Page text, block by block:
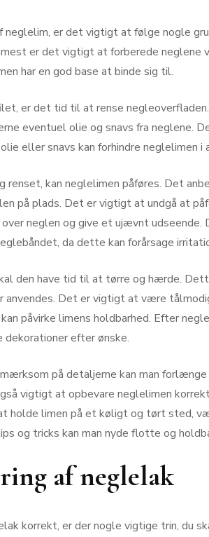
neglelim, er det vigtigt at følge nogle
er det vigtigt at forberede neglene
har en god base at binde sig til.
er det tid til at rense
eventuel olie og snavs fra neglene.
eller snavs kan forhindre neglelimen
renset, kan neglelimen påføres. Det
på plads. Det er vigtigt at undgå at
neglen og give et ujævnt
da dette kan forårsage
den have tid til at tørre og hærde.
anvendes. Det er vigtigt at være
påvirke limens holdbarhed. Efter
efter ønske.
på detaljerne kan man forlænge
vigtigt at opbevare neglelimen
holde limen på et køligt og tørt sted,
og tricks kan man nyde flotte og
af neglelak
korrekt, er der nogle vigtige trin, du